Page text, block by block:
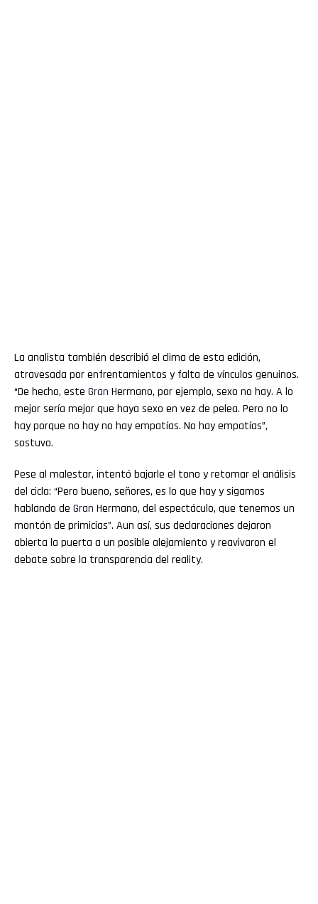
La analista también describió el clima de esta edición,
atravesada por enfrentamientos y falta de vínculos genuinos.
“De hecho, este Gran Hermano, por ejemplo, sexo no hay. A lo
mejor sería mejor que haya sexo en vez de pelea. Pero no lo
hay porque no hay no hay empatías. No hay empatías”,
sostuvo.
Pese al malestar, intentó bajarle el tono y retomar el análisis
del ciclo: “Pero bueno, señores, es lo que hay y sigamos
hablando de Gran Hermano, del espectáculo, que tenemos un
montón de primicias”. Aun así, sus declaraciones dejaron
abierta la puerta a un posible alejamiento y reavivaron el
debate sobre la transparencia del reality.